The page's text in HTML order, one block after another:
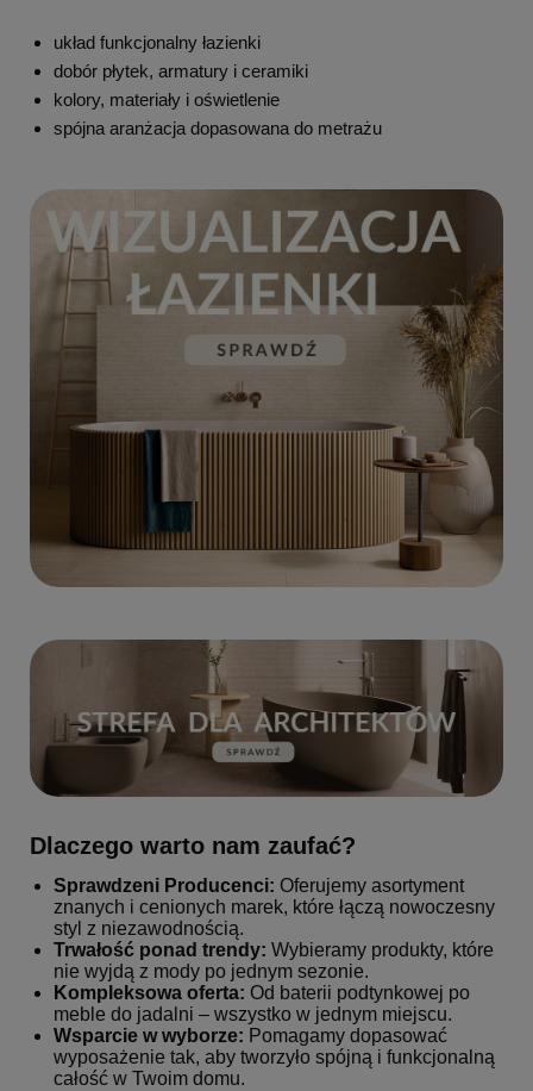
układ funkcjonalny łazienki
dobór płytek, armatury i ceramiki
kolory, materiały i oświetlenie
spójna aranżacja dopasowana do metrażu
Dlaczego warto nam zaufać?
Sprawdzeni Producenci: Oferujemy asortyment
znanych i cenionych marek, które łączą nowoczesny
styl z niezawodnością.
Trwałość ponad trendy: Wybieramy produkty, które
nie wyjdą z mody po jednym sezonie.
Kompleksowa oferta: Od baterii podtynkowej po
meble do jadalni – wszystko w jednym miejscu.
Wsparcie w wyborze: Pomagamy dopasować
wyposażenie tak, aby tworzyło spójną i funkcjonalną
całość w Twoim domu.